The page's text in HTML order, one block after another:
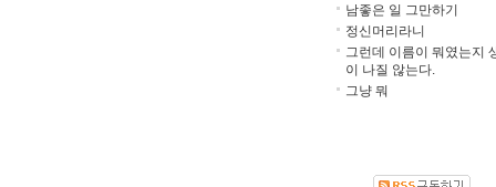
남좋은 일 그만하기
정신머리라니
그런데 이름이 뭐였는지
이 나질 않는다.
그냥 뭐